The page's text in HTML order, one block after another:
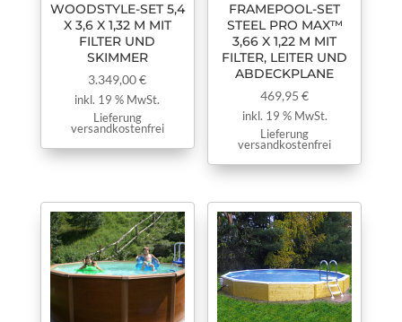
WOODSTYLE-SET 5,4
X 3,6 X 1,32 M MIT
FILTER UND
SKIMMER
3.349,00€
inkl. 19 % MwSt.
Lieferung
versandkostenfrei
FRAMEPOOL-SET
STEEL PRO MAX™
3,66 X 1,22 M MIT
FILTER, LEITER UND
ABDECKPLANE
469,95€
inkl. 19 % MwSt.
Lieferung
versandkostenfrei